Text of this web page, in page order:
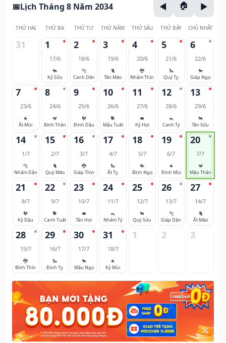
Lịch Tháng 8 Năm 2034
THỨ HAI THỨ BA THỨ TƯ THỨ NĂM THỨ SÁU THỨ BẢY CHỦ NHẬT
31 1
17/6
🐂
Kỷ Sửu
2
18/6
🐅
Canh Dần
3
19/6
🐈
Tân Mão
4
20/6
🐉
Nhâm Thìn
5
21/6
🐍
Quý Tỵ
6
22/6
🐎
Giáp Ngọ
7
23/6
🐐
Ất Mùi
8
24/6
🐒
Bính Thân
9
25/6
🐓
Đinh Dậu
10
26/6
🐕
Mậu Tuất
11
27/6
🐖
Kỷ Hợi
12
28/6
🐀
Canh Tý
13
29/6
🐂
Tân Sửu
14
1/7
🐅
Nhâm Dần
15
2/7
🐈
Quý Mão
16
3/7
🐉
Giáp Thìn
17
4/7
🐍
Ất Tỵ
18
5/7
🐎
Bính Ngọ
19
6/7
🐐
Đinh Mùi
20
7/7
🐒
Mậu Thân
21
8/7
🐓
Kỷ Dậu
22
9/7
🐕
Canh Tuất
23
10/7
🐖
Tân Hợi
24
11/7
🐀
Nhâm Tý
25
12/7
🐂
Quý Sửu
26
13/7
🐅
Giáp Dần
27
14/7
🐈
Ất Mão
28
15/7
🐉
Bính Thìn
29
16/7
🐍
Đinh Tỵ
30
17/7
🐎
Mậu Ngọ
31
18/7
🐐
Kỷ Mùi
1 2 3